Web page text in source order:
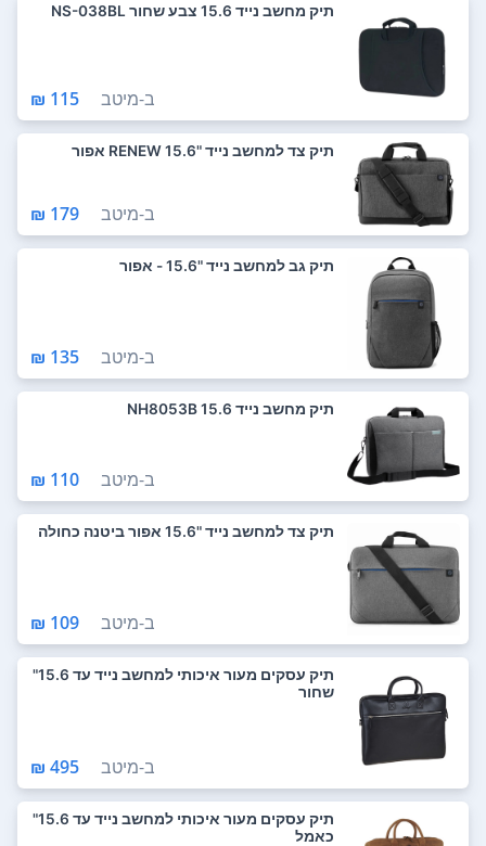
תיק מחשב נייד 15.6 צבע שחור NS-038BL
ב-מיטב 115 ₪
תיק צד למחשב נייד "15.6 RENEW אפור
ב-מיטב 179 ₪
תיק גב למחשב נייד "15.6 - אפור
ב-מיטב 135 ₪
תיק מחשב נייד 15.6 NH8053B
ב-מיטב 110 ₪
תיק צד למחשב נייד "15.6 אפור ביטנה כחולה
ב-מיטב 109 ₪
תיק עסקים מעור איכותי למחשב נייד עד 15.6"
שחור
ב-מיטב 495 ₪
תיק עסקים מעור איכותי למחשב נייד עד 15.6"
כאמל